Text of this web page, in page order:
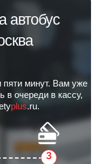
автобус
пяти минут. Вам уже
в очереди в кассу,
plus.ru.